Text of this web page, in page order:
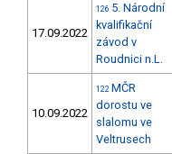
17.09.2022
126 5. Národní
kvalifikační
závod v
Roudnici n.L.
10.09.2022
122 MČR
dorostu ve
slalomu ve
Veltrusech